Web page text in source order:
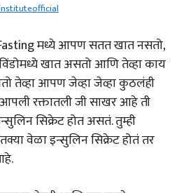
मध्ये आपण सतत खात नसतो,
खात असतो आणि तेव्हा काय
तेव्हा आपण जेव्हा जेव्हा कुठलंही
आपली रक्तातली जी साखर आहे ती
सिक्रेट होत असतं. तुम्ही
वेळा इन्सुलिन सिक्रेट होतं तर